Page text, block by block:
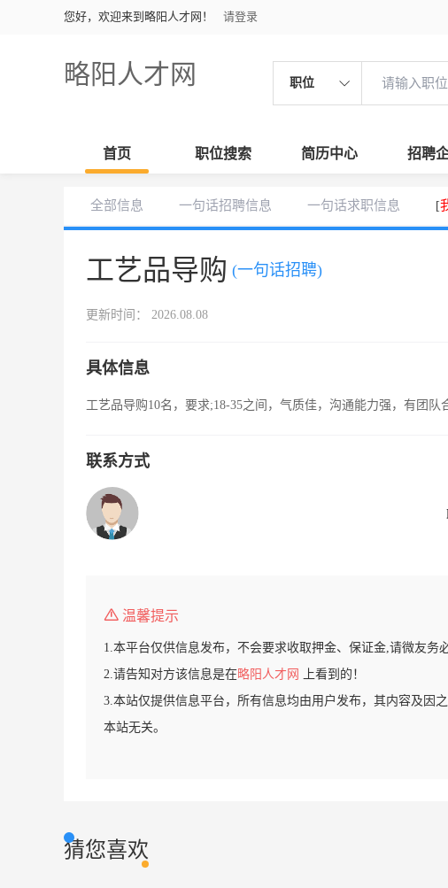
您好，欢迎来到略阳人才网！ 请登录
略阳人才网 职位
首页 职位搜索 简历中心 招聘
全部信息 一句话招聘信息 一句话求职信息 [
工艺品导购 (一句话招聘)
更新时间： 2026.08.08
具体信息
工艺品导购10名，要求;18-35之间，气质佳，沟通能力强，有团队
联系方式
温馨提示
1.本平台仅供信息发布，不会要求收取押金、保证金,请微友务
2.请告知对方该信息是在略阳人才网
上看到的！
3.本站仅提供信息平台，所有信息均由用户发布，其内容及因
本站无关。
猜您喜欢